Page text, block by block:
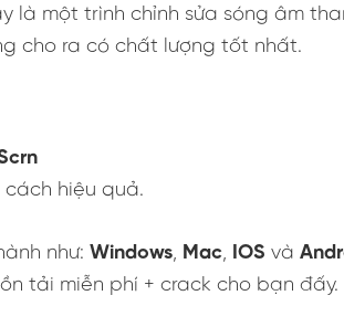
là một trình chỉnh sửa sóng âm
cho ra có chất lượng tốt nhất.
hiệu quả.
như: Windows, Mac, IOS và
tải miễn phí + crack cho bạn đấy.